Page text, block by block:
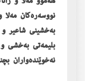
نووسەرەکان
بەخشینی شاعیر
بلیمەتی بەخشی
نەخوێندەواران